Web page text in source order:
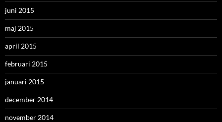
juni 2015
maj 2015
april 2015
februari 2015
januari 2015
december 2014
november 2014